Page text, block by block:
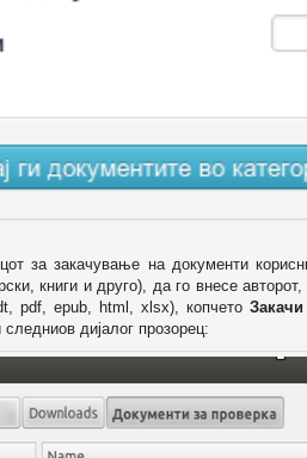
за закачување на документи
книги и друго), да го внесе
pdf, epub, html, xlsx), копчето Закачи
следниов дијалог прозорец: